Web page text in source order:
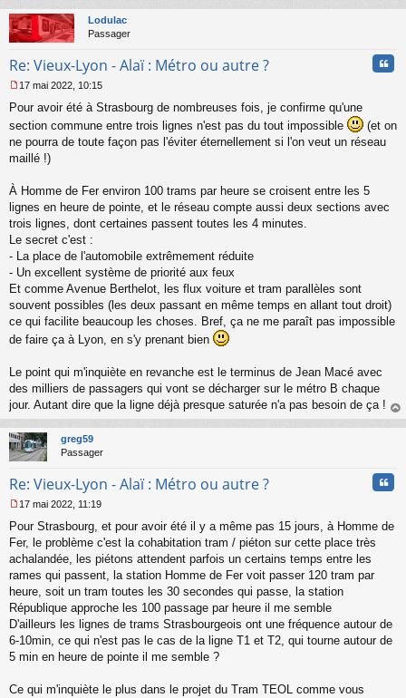
u
Lodulac
Passager
Re: Vieux-Lyon - Alaï : Métro ou autre ?
e
s
a
g
n
o
n
l
u
17 mai 2022, 10:15
Pour avoir été à Strasbourg de nombreuses fois, je confirme qu'une
section commune entre trois lignes n'est pas du tout impossible
(et on
ne pourra de toute façon pas l'éviter éternellement si l'on veut un réseau
maillé !)
À Homme de Fer environ 100 trams par heure se croisent entre les 5
lignes en heure de pointe, et le réseau compte aussi deux sections avec
trois lignes, dont certaines passent toutes les 4 minutes.
Le secret c'est :
- La place de l'automobile extrêmement réduite
- Un excellent système de priorité aux feux
Et comme Avenue Berthelot, les flux voiture et tram parallèles sont
souvent possibles (les deux passant en même temps en allant tout droit)
ce qui facilite beaucoup les choses. Bref, ça ne me paraît pas impossible
de faire ça à Lyon, en s'y prenant bien
Le point qui m'inquiète en revanche est le terminus de Jean Macé avec
des milliers de passagers qui vont se décharger sur le métro B chaque
jour. Autant dire que la ligne déjà presque saturée n'a pas besoin de ça !
au
greg59
Passager
Re: Vieux-Lyon - Alaï : Métro ou autre ?
e
s
s
g
e
n
o
n
u
17 mai 2022, 11:19
Pour Strasbourg, et pour avoir été il y a même pas 15 jours, à Homme de
Fer, le problème c'est la cohabitation tram / piéton sur cette place très
achalandée, les piétons attendent parfois un certains temps entre les
rames qui passent, la station Homme de Fer voit passer 120 tram par
heure, soit un tram toutes les 30 secondes qui passe, la station
République approche les 100 passage par heure il me semble
D'ailleurs les lignes de trams Strasbourgeois ont une fréquence autour de
6-10min, ce qui n'est pas le cas de la ligne T1 et T2, qui tourne autour de
5 min en heure de pointe il me semble ?
Ce qui m'inquiète le plus dans le projet du Tram TEOL comme vous